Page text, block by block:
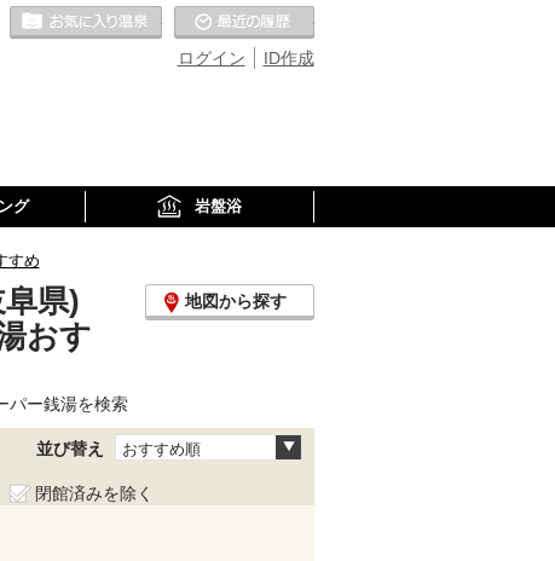
ID作成
ログイン
お気に入りの温泉
グ 岩盤浴
すめ
県)
おす
地図から探す
パー銭湯を検索
並び替え おすすめ順
閉館済みを除く